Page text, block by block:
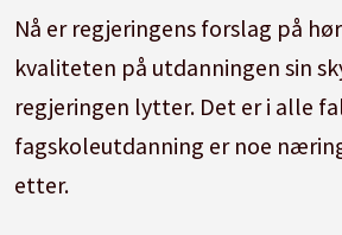
Nå er regjeringens forslag på
kvaliteten på utdanningen sin
regjeringen lytter. Det er i alle
fagskoleutdanning er noe
etter.